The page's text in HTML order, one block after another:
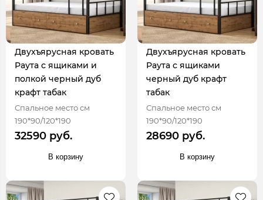
Двухъярусная кровать
Раута с ящиками и
полкой черный дуб
крафт табак
Спальное место см
190*90/120*190
32590 руб.
В корзину
Двухъярусная кровать
Раута с ящиками
черный дуб крафт
табак
Спальное место см
190*90/120*190
28690 руб.
В корзину